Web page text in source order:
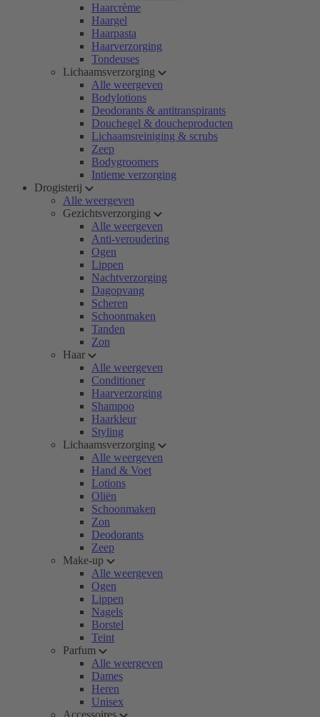
Haarcrème
Haargel
Haarpasta
Haarverzorging
Tondeuses
Lichaamsverzorging
Alle weergeven
Bodylotions
Deodorants & antitranspirants
Douchegel & doucheproducten
Lichaamsreiniging & scrubs
Zeep
Bodygroomers
Intieme verzorging
Drogisterij
Alle weergeven
Gezichtsverzorging
Alle weergeven
Anti-veroudering
Ogen
Lippen
Nachtverzorging
Dagopvang
Scheren
Schoonmaken
Tanden
Zon
Haar
Alle weergeven
Conditioner
Haarverzorging
Shampoo
Haarkleur
Styling
Lichaamsverzorging
Alle weergeven
Hand & Voet
Lotions
Oliën
Schoonmaken
Zon
Deodorants
Zeep
Make-up
Alle weergeven
Ogen
Lippen
Nagels
Borstel
Teint
Parfum
Alle weergeven
Dames
Heren
Unisex
Accessoires